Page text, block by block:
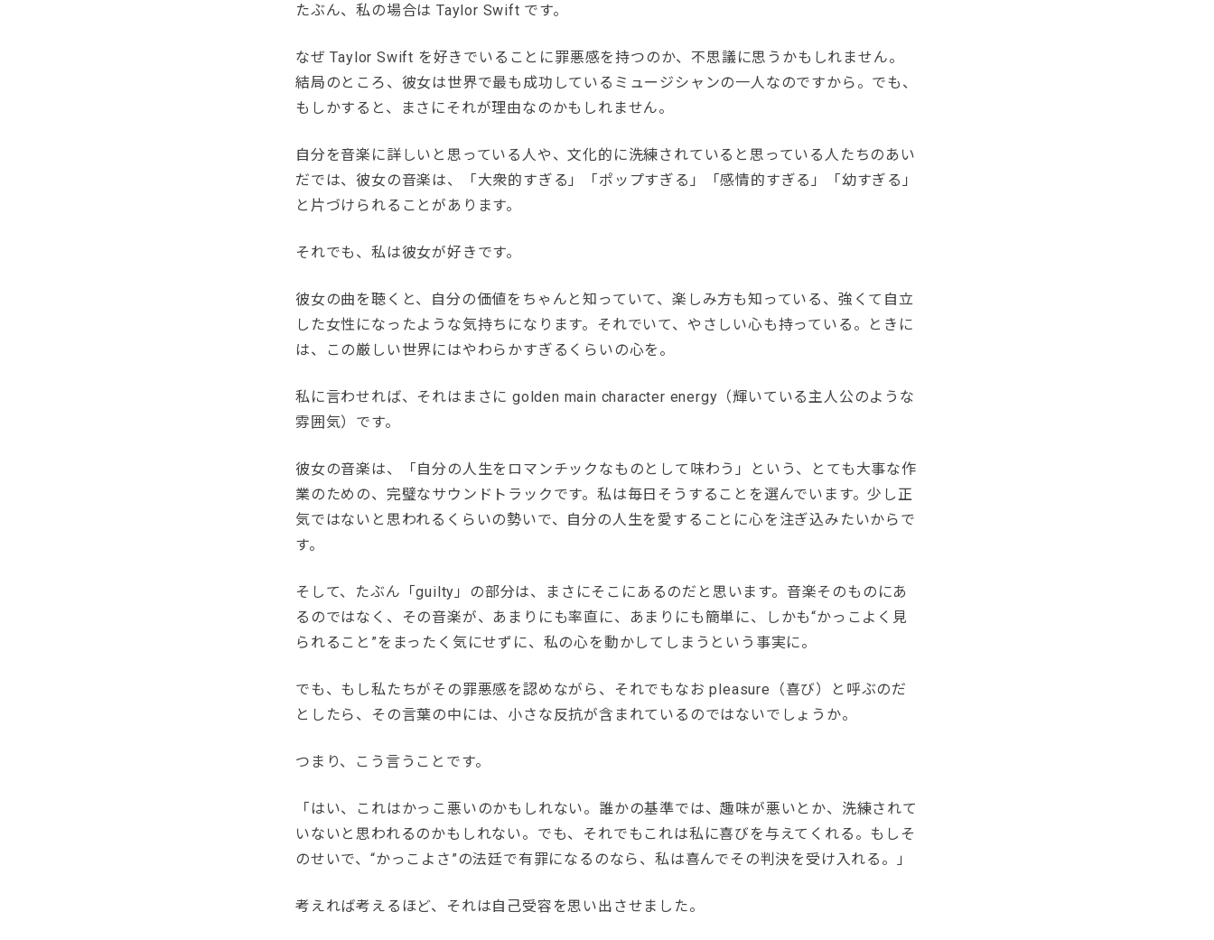
たぶん、私の場合は Taylor Swift です。
なぜ Taylor Swift を好きでいることに罪悪感を持つのか、不思議に思うかもしれません。
結局のところ、彼女は世界で最も成功しているミュージシャンの一人なのですから。でも、
もしかすると、まさにそれが理由なのかもしれません。
自分を音楽に詳しいと思っている人や、文化的に洗練されていると思っている人たちのあい
だでは、彼女の音楽は、「大衆的すぎる」「ポップすぎる」「感情的すぎる」「幼すぎる」
と片づけられることがあります。
それでも、私は彼女が好きです。
彼女の曲を聴くと、自分の価値をちゃんと知っていて、楽しみ方も知っている、強くて自立
した女性になったような気持ちになります。それでいて、やさしい心も持っている。ときに
は、この厳しい世界にはやわらかすぎるくらいの心を。
私に言わせれば、それはまさに golden main character energy（輝いている主人公のような
雰囲気）です。
彼女の音楽は、「自分の人生をロマンチックなものとして味わう」という、とても大事な作
業のための、完璧なサウンドトラックです。私は毎日そうすることを選んでいます。少し正
気ではないと思われるくらいの勢いで、自分の人生を愛することに心を注ぎ込みたいからで
す。
そして、たぶん「guilty」の部分は、まさにそこにあるのだと思います。音楽そのものにあ
るのではなく、その音楽が、あまりにも率直に、あまりにも簡単に、しかも“かっこよく見
られること”をまったく気にせずに、私の心を動かしてしまうという事実に。
でも、もし私たちがその罪悪感を認めながら、それでもなお pleasure（喜び）と呼ぶのだ
としたら、その言葉の中には、小さな反抗が含まれているのではないでしょうか。
つまり、こう言うことです。
「はい、これはかっこ悪いのかもしれない。誰かの基準では、趣味が悪いとか、洗練されて
いないと思われるのかもしれない。でも、それでもこれは私に喜びを与えてくれる。もしそ
のせいで、“かっこよさ”の法廷で有罪になるのなら、私は喜んでその判決を受け入れる。」
考えれば考えるほど、それは自己受容を思い出させました。